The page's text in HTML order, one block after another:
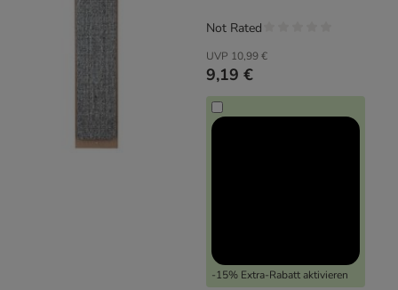
UVP 10,99 €
9,19 €
-15% Extra-Rabatt aktivieren
Not Rated